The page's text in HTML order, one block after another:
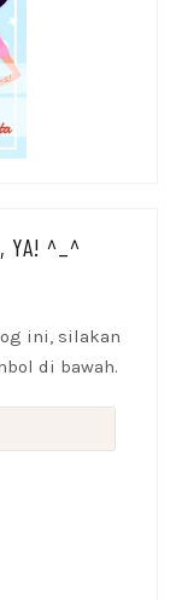
YA! ^_^
ini, silakan
di bawah.